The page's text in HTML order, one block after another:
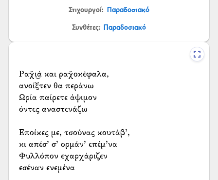
Στιχουργοί: Παραδοσιακό
Συνθέτες: Παραδοσιακό
Ραχ̌ι͜ά και ραχ̌οκέφαλα,
ανοίξτεν θα περάνω
Ωρία παίρετε άψιμον
όντες αναστενάζω
Εποίκες με, τσούνας κουτάβ’,
κι απέσ’ σ’ ορμάν’ επέμ’να
Φυλλόπον εχαρχάριζεν
εσέναν ενεμένα